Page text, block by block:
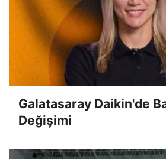
Galatasaray Daikin'de
Değişimi